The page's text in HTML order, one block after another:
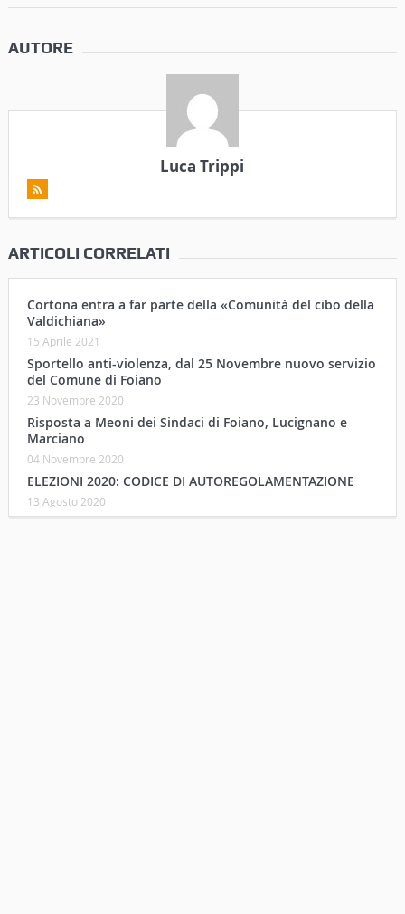
AUTORE
Luca Trippi
ARTICOLI CORRELATI
Cortona entra a far parte della «Comunità del cibo della
Valdichiana»
15 Aprile 2021
Sportello anti-violenza, dal 25 Novembre nuovo servizio
del Comune di Foiano
23 Novembre 2020
Risposta a Meoni dei Sindaci di Foiano, Lucignano e
Marciano
04 Novembre 2020
ELEZIONI 2020: CODICE DI AUTOREGOLAMENTAZIONE
13 Agosto 2020